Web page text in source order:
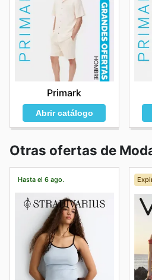
Primark
Abrir catálogo
Otras ofertas de
Hasta el 6 ago.